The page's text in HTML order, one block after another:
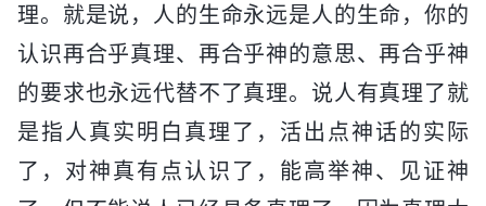
理。就是说，人的生命永远是人的生命，你的
认识再合乎真理、再合乎神的意思、再合乎神
的要求也永远代替不了真理。说人有真理了就
是指人真实明白真理了，活出点神话的实际
了，对神真有点认识了，能高举神、见证神